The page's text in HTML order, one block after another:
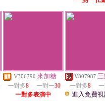
V306790 來加糖
一對多8 一對一30
一對多表演中
V307987
一對多8
進入免費